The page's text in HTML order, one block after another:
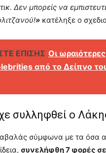
Δεν μπορείς να
» κατέληξε ο
ΕΠΙΣΗΣ Οι
από το Δείπνο
συλληφθεί ο
σύμφωνα με τα όσα
συνελήφθη 7 φορές